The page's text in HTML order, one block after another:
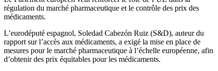
régulation du marché pharmaceutique et le contrôle des prix des
médicaments.
L’eurodéputé espagnol, Soledad Cabezón Ruiz (S&D), auteur du
rapport sur l’accès aux médicaments, a exigé la mise en place de
mesures pour le marché pharmaceutique à l’échelle européenne, afin
d’obtenir des prix équitables pour les médicaments.